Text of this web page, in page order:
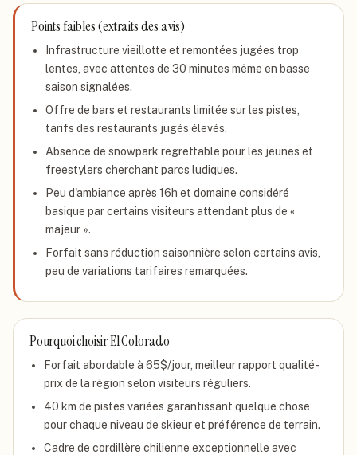
Points faibles (extraits des avis)
Infrastructure vieillotte et remontées jugées trop
lentes, avec attentes de 30 minutes même en basse
saison signalées.
Offre de bars et restaurants limitée sur les pistes,
tarifs des restaurants jugés élevés.
Absence de snowpark regrettable pour les jeunes et
freestylers cherchant parcs ludiques.
Peu d'ambiance après 16h et domaine considéré
basique par certains visiteurs attendant plus de «
majeur ».
Forfait sans réduction saisonnière selon certains avis,
peu de variations tarifaires remarquées.
Pourquoi choisirEl Colorado
Forfait abordable à 65$/jour, meilleur rapport qualité-
prix de la région selon visiteurs réguliers.
40 km de pistes variées garantissant quelque chose
pour chaque niveau de skieur et préférence de terrain.
Cadre de cordillère chilienne exceptionnelle avec